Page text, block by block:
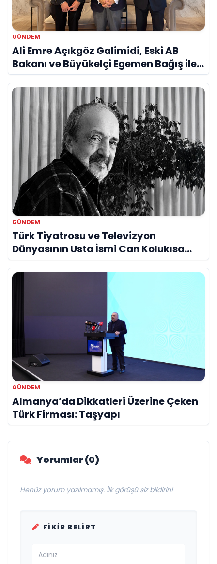
GÜNDEM
Ali Emre Açıkgöz Galimidi, Eski AB
Bakanı ve Büyükelçi Egemen Bağış ile
Bir Araya Geldi
GÜNDEM
Türk Tiyatrosu ve Televizyon
Dünyasının Usta İsmi Can Kolukısa
Hayatını Kaybetti
GÜNDEM
Almanya’da Dikkatleri Üzerine Çeken
Türk Firması: Taşyapı
Yorumlar (0)
Henüz yorum yazılmamış. İlk görüşü siz bildirin!
FIKIR BELIRT